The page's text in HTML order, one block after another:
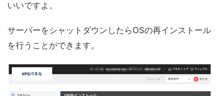
いいですよ。
サーバーをシャットダウンしたらOSの再インストール
を行うことができます。